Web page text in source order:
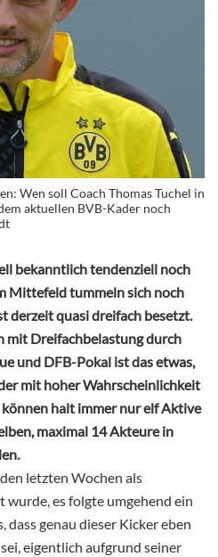
Wen soll Coach Thomas Tuchel in
aktuellen BVB-Kader noch
bekanntlich tendenziell noch
Mittefeld tummeln sich noch
derzeit quasi dreifach besetzt.
mit Dreifachbelastung durch
und DFB-Pokal ist das etwas,
mit hoher Wahrscheinlichkeit
halt immer nur elf Aktive
maximal 14 Akteure in
letzten Wochen als
es folgte umgehend ein
dass genau dieser Kicker eben
eigentlich aufgrund seiner